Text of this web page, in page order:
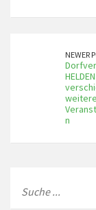
NEWER
HELDEN
weitere
n